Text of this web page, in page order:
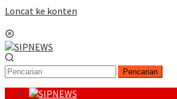
Loncat ke konten
Pencarian